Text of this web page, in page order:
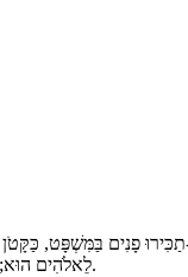
פָנִים בַּמִּשְׁפָּט, כַּקָּטֹן
לֵאלֹהִים הוּא; וְהַדָּבָר אֲשֶׁר יִקְשֶׁה מִכֶּם, תַּקְרִבוּן אֵלַי וּשְׁמַעְתִּיו.